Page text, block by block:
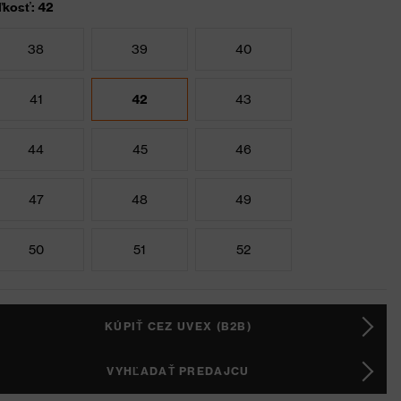
42
38 39 40
41 42 43
44 45 46
47 48 49
50 51 52
KÚPIŤ CEZ UVEX (B2B)
VYHĽADAŤ PREDAJCU